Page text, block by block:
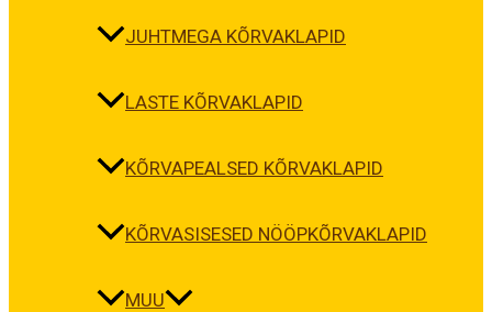
JUHTMEGA KÕRVAKLAPID
LASTE KÕRVAKLAPID
KÕRVAPEALSED KÕRVAKLAPID
KÕRVASISESED NÖÖPKÕRVAKLAPID
MUU